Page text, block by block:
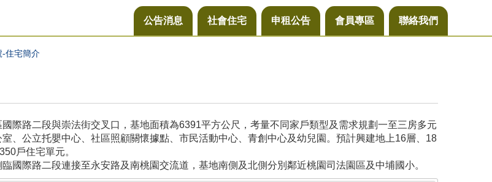
公告消息 社會住宅 申租公告 會員專區 聯絡我們
-住宅簡介
際路二段與崇法街交叉口，基地面積為6391平方公尺，考量不同家戶類型及需求規劃一至三房多元
、公立托嬰中心、社區照顧關懷據點、市民活動中心、青創中心及幼兒園。預計興建地上16層、18
戶住宅單元。
國際路二段連接至永安路及南桃園交流道，基地南側及北側分別鄰近桃園司法園區及中埔國小。